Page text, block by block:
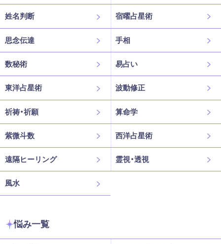
姓名判断 宿曜占星術
思念伝達 手相
数秘術 易占い
東洋占星術 波動修正
祈祷・祈願 算命学
紫微斗数 西洋占星術
遠隔ヒーリング 霊視・透視
風水
悩み一覧